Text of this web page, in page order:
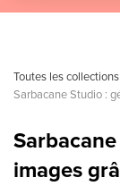
Toutes les collections
Sarbacane Studio :
images